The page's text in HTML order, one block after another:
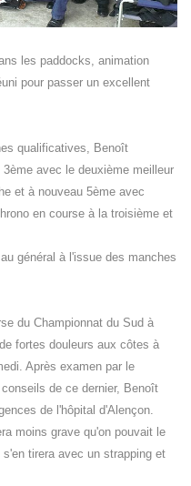
les paddocks, animation
pour passer un excellent
qualificatives, Benoît
avec le deuxième meilleur
et à nouveau 5ème avec
en course à la troisième et
général à l'issue des manches
du Championnat du Sud à
fortes douleurs aux côtes à
Après examen par le
de ce dernier, Benoît
de l'hôpital d'Alençon.
moins grave qu'on pouvait le
tirera avec un strapping et